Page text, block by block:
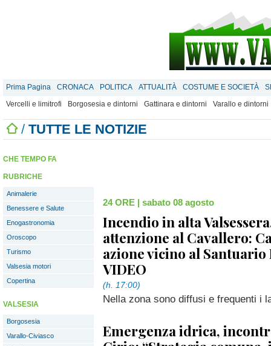
Prima Pagina CRONACA POLITICA ATTUALITÀ COSTUME E SOCIETÀ
Vercelli e limitrofi
Borgosesia e dintorni Gattinara e dintorni Varallo e dintorni
/ TUTTE LE NOTIZIE
CHE TEMPO FA
RUBRICHE
Animalerie
Benessere e Salute
Enogastronomia
Oroscopo
Turismo
Valsesia motori
Copertina
VALSESIA
Borgosesia
Varallo-Civiasco
24 ORE | sabato 08 agosto
Incendio in alta
attenzione al Cavallero:
azione vicino al Santuario
VIDEO
(h. 17:00)
Nella zona sono diffusi e frequenti i
Emergenza idrica,